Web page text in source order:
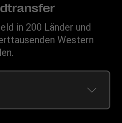
in 200 Länder und
Western